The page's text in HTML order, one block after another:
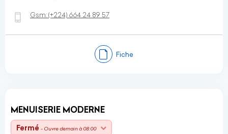
Gsm:(+224) 664 24 89 57
Fiche
MENUISERIE MODERNE
Fermé - Ouvre demain à 08:00